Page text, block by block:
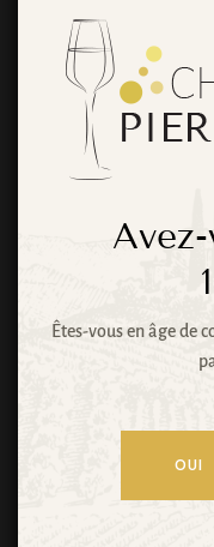
De
boutique est en
Êtes-vous en âge de
OUI